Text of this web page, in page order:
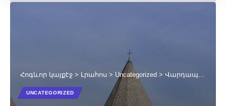
Հոգևոր կայքէջ > Լրահոս > Uncategorized > Վարդապետը հակադարձում է եկեղեցաշինության ընդդիմախոսներին
UNCATEGORIZED